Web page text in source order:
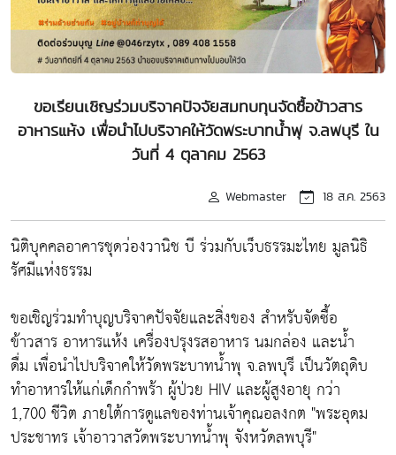
ขอเรียนเชิญร่วมบริจาคปัจจัยสมทบทุนจัดซื้อข้าวสาร
อาหารแห้ง เพื่อนำไปบริจาคให้วัดพระบาทน้ำพุ จ.ลพบุรี ใน
วันที่ 4 ตุลาคม 2563
Webmaster 18 ส.ค. 2563
นิติบุคคลอาคารชุดว่องวานิช บี ร่วมกับเว็บธรรมะไทย มูลนิธิ
รัศมีแห่งธรรม
ขอเชิญร่วมทำบุญบริจาคปัจจัยและสิ่งของ สำหรับจัดซื้อ
ข้าวสาร อาหารแห้ง เครื่องปรุงรสอาหาร นมกล่อง และน้ำ
ดื่ม เพื่อนำไปบริจาคให้วัดพระบาทน้ำพุ จ.ลพบุรี เป็นวัตถุดิบ
ทำอาหารให้แก่เด็กกำพร้า ผู้ป่วย HIV และผู้สูงอายุ กว่า
1,700 ชีวิต ภายใต้การดูแลของท่านเจ้าคุณอลงกต "พระอุดม
ประชาทร เจ้าอาวาสวัดพระบาทน้ำพุ จังหวัดลพบุรี"